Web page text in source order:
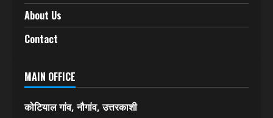
About Us
Contact
MAIN OFFICE
कोटियाल गांव, नौगांव, उत्तरकाशी